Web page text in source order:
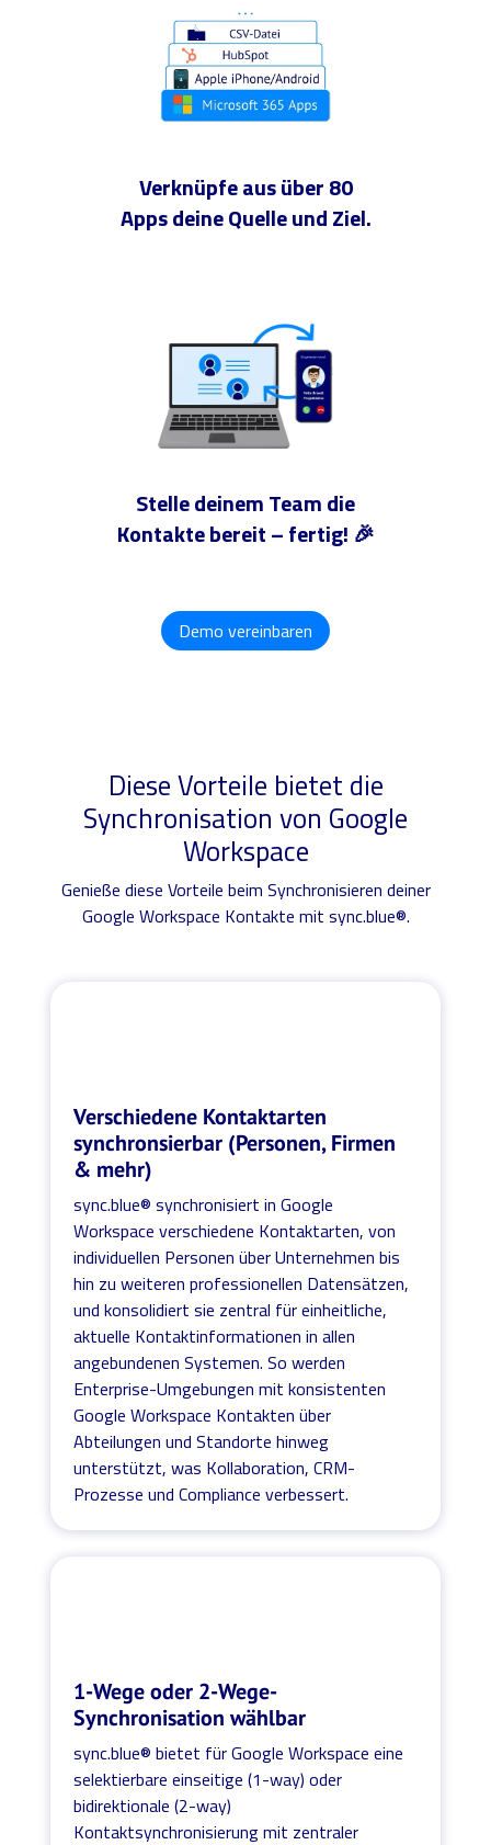
Verknüpfe aus über 80
Apps deine Quelle und Ziel.
Stelle deinem Team die
Kontakte bereit – fertig! 🎉
Demo vereinbaren
Diese Vorteile bietet die
Synchronisation von Google
Workspace
Genieße diese Vorteile beim Synchronisieren deiner
Google Workspace Kontakte mit sync.blue®.
Verschiedene Kontaktarten
synchronsierbar (Personen, Firmen
& mehr)
sync.blue® synchronisiert in Google
Workspace verschiedene Kontaktarten, von
individuellen Personen über Unternehmen bis
hin zu weiteren professionellen Datensätzen,
und konsolidiert sie zentral für einheitliche,
aktuelle Kontaktinformationen in allen
angebundenen Systemen. So werden
Enterprise-Umgebungen mit konsistenten
Google Workspace Kontakten über
Abteilungen und Standorte hinweg
unterstützt, was Kollaboration, CRM-
Prozesse und Compliance verbessert.
1-Wege oder 2-Wege-
Synchronisation wählbar
sync.blue® bietet für Google Workspace eine
selektierbare einseitige (1-way) oder
bidirektionale (2-way)
Kontaktsynchronisierung mit zentraler